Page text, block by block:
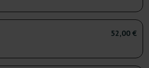
52,00 €